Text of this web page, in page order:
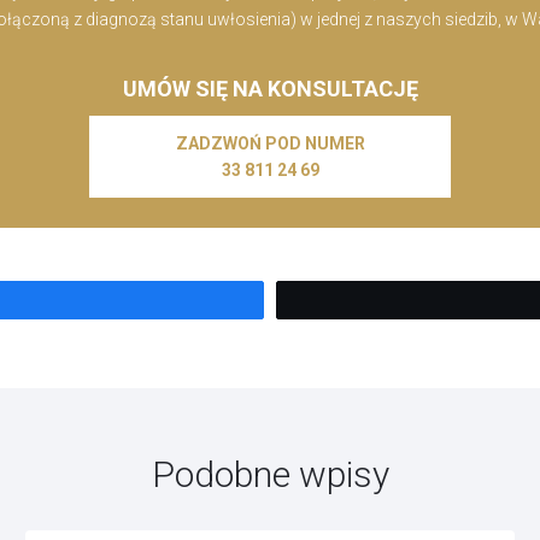
z diagnozą stanu uwłosienia) w jednej z naszych siedzib, w
UMÓW SIĘ NA KONSULTACJĘ
ZADZWOŃ POD NUMER
33 811 24 69
Podobne wpisy